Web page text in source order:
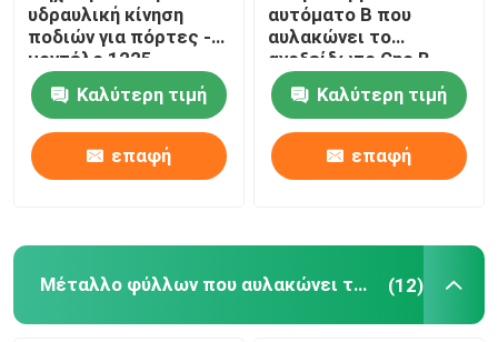
υδραυλική κίνηση
ποδιών για πόρτες -
μοντέλο 1225
Καλύτερη τιμή
επαφή
αυτόματο Β που
αυλακώνει το
ανοξείδωτο Cnc Β
μηχανή 1240 μηχανών
αυλάκωσηςΚαλύτερη τιμή
επαφή
Μέταλλο φύλλων που αυλακώνει τη μηχανή (12)